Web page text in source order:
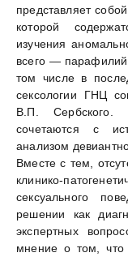
представляет
которой
изучения
всего —
том числе в
сексологии ГНЦ
В.П. Сербского.
сочетаются с
анализом
Вместе с тем,
клинико-
сексуального
решении как
экспертных
мнение о том, что